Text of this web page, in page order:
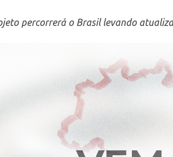
percorrerá o Brasil levando